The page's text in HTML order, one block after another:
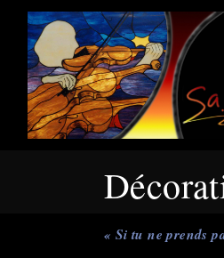
« Si tu ne prends